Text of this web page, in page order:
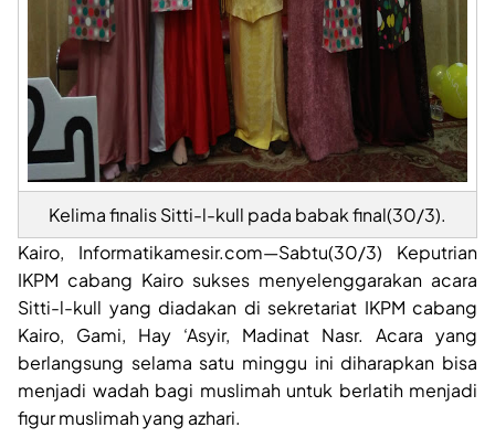
Kelima finalis Sitti-l-kull pada babak final(30/3).
Kairo, Informatikamesir.com—Sabtu(30/3) Keputrian
IKPM cabang Kairo sukses menyelenggarakan acara
Sitti-l-kull yang diadakan di sekretariat IKPM cabang
Kairo, Gami, Hay ‘Asyir, Madinat Nasr. Acara yang
berlangsung selama satu minggu ini diharapkan bisa
menjadi wadah bagi muslimah untuk berlatih menjadi
figur muslimah yang azhari.